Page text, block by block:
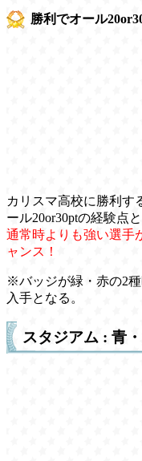
勝利でオール
カリスマ高校に勝利す
ール20or30ptの経験点
通常時よりも強い選手
ャンス！
※バッジが緑・赤の2
入手となる。
スタジアム : 青